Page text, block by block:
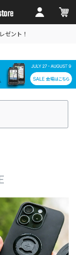
ゼント！